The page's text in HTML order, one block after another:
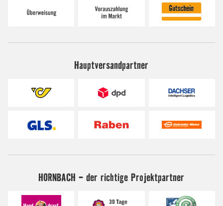
Hauptversandpartner
HORNBACH - der richtige Projektpartner